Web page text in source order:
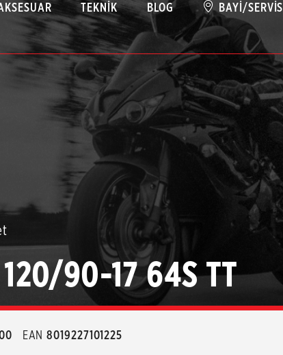
TEKNIK BLOG BAYI/SERVIS
90-17 64S TT
EAN 8019227101225